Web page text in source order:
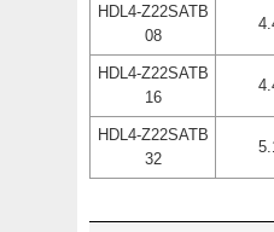
HDL4-Z22SATB
08
HDL4-Z22SATB
16
HDL4-Z22SATB
32